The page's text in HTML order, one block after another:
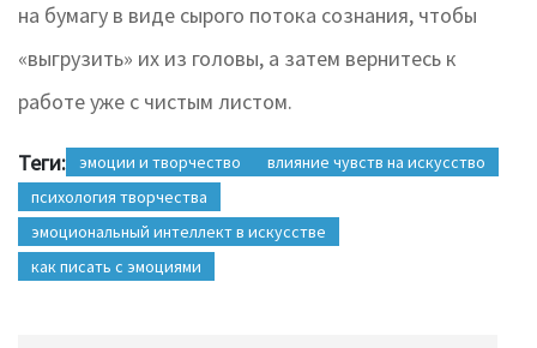
на бумагу в виде сырого потока сознания, чтобы
«выгрузить» их из головы, а затем вернитесь к
работе уже с чистым листом.
Теги: эмоции и творчество
влияние чувств на искусство
психология творчества
эмоциональный интеллект в искусстве
как писать с эмоциями